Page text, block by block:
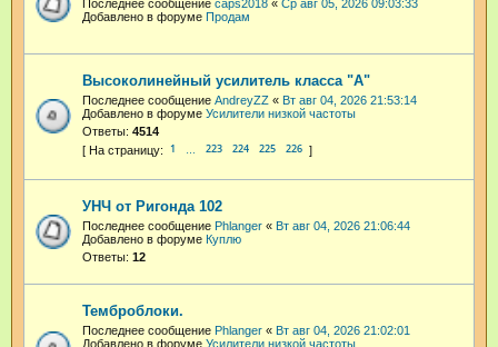
Последнее сообщение caps2018 « Ср авг 05, 2026 09:03:33
Добавлено в форуме Продам
Высоколинейный усилитель класса "А"
Последнее сообщение AndreyZZ « Вт авг 04, 2026 21:53:14
Добавлено в форуме Усилители низкой частоты
Ответы: 4514
1 223 224 225 226
УНЧ от Ригонда 102
Последнее сообщение Phlanger « Вт авг 04, 2026 21:06:44
Добавлено в форуме Куплю
Ответы: 12
Темброблоки.
Последнее сообщение Phlanger « Вт авг 04, 2026 21:02:01
Добавлено в форуме Усилители низкой частоты